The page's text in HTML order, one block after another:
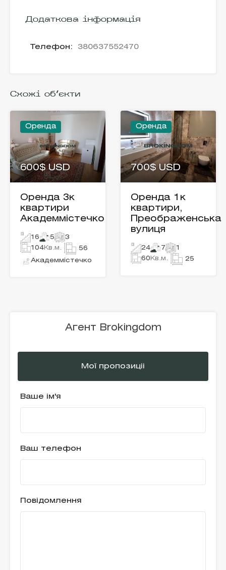
Додаткова інформація
Телефон: 380637552470
Схожі об'єкти
Оренда
600$ USD
Оренда 3к
квартири
Академмістечко
16 5
3
104Кв.м. 56
Академмістечко
Оренда
700$ USD
Оренда 1к
квартири,
Преображенська
вулиця
24 7
1
60 Кв.м. 25
Агент Brokingdom
Мої пропозиціі
Ваше ім'я
Ваш телефон
Повідомлення